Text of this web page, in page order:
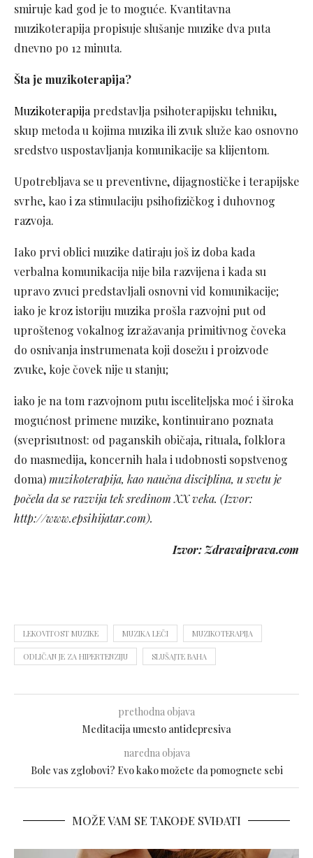
smiruje kad god je to moguće. Kvantitavna
muzikoterapija propisuje slušanje muzike dva puta
dnevno po 12 minuta.
Šta je muzikoterapija?
Muzikoterapija predstavlja psihoterapijsku tehniku,
skup metoda u kojima muzika ili zvuk služe kao osnovno
sredstvo uspostavljanja komunikacije sa klijentom.
Upotrebljava se u preventivne, dijagnostičke i terapijske
svrhe, kao i za stimulaciju psihofizičkog i duhovnog
razvoja.
Iako prvi oblici muzike datiraju još iz doba kada
verbalna komunikacija nije bila razvijena i kada su
upravo zvuci predstavljali osnovni vid komunikacije;
iako je kroz istoriju muzika prošla razvojni put od
uproštenog vokalnog izražavanja primitivnog čoveka
do osnivanja instrumenata koji dosežu i proizvode
zvuke, koje čovek nije u stanju;
iako je na tom razvojnom putu isceliteljska moć i široka
mogućnost primene muzike, kontinuirano poznata
(sveprisutnost: od paganskih običaja, rituala, folklora
do masmedija, koncernih hala i udobnosti sopstvenog
doma)muzikoterapija, kao naučna disciplina, u svetu je
počela da se razvija tek sredinom XX veka. (Izvor:
http://www.epsihijatar.com).
Izvor: Zdravaiprava.com
LEKOVITOST MUZIKE MUZIKA LEČI MUZIKOTERAPIJA
ODLIČAN JE ZA HIPERTENZIJU SLUŠAJTE BAHA
prethodna objava
Meditacija umesto antidepresiva
naredna objava
Bole vas zglobovi? Evo kako možete da pomognete sebi
MOŽE VAM SE TAKOĐE SVIĐATI